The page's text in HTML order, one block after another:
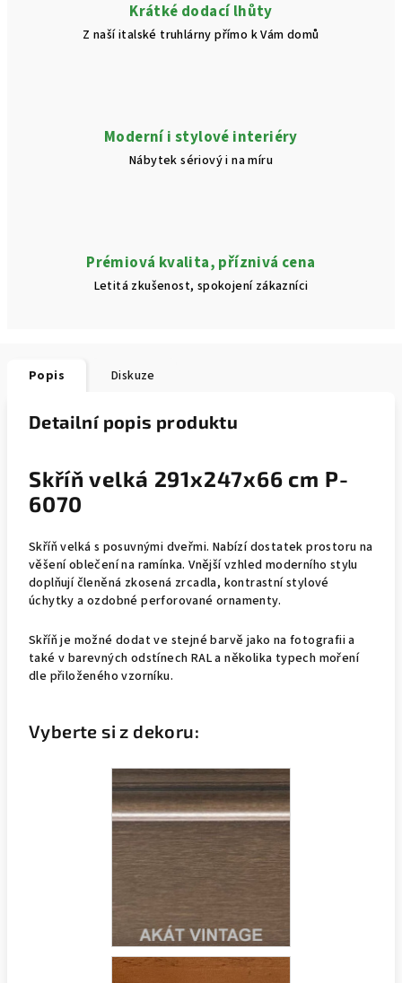
Krátké dodací lhůty
Z naší italské truhlárny přímo k Vám domů
Moderní i stylové interiéry
Nábytek sériový i na míru
Prémiová kvalita, příznivá cena
Letitá zkušenost, spokojení zákazníci
Popis Diskuze
Detailní popis produktu
Skříň velká 291x247x66 cm P-
6070
Skříň velká s posuvnými dveřmi. Nabízí dostatek prostoru na
věšení oblečení na ramínka. Vnější vzhled moderního stylu
doplňují členěná zkosená zrcadla, kontrastní stylové
úchytky a ozdobné perforované ornamenty.
Skříň je možné dodat ve stejné barvě jako na fotografii a
také v barevných odstínech RAL a několika typech moření
dle přiloženého vzorníku.
Vyberte si z dekoru: